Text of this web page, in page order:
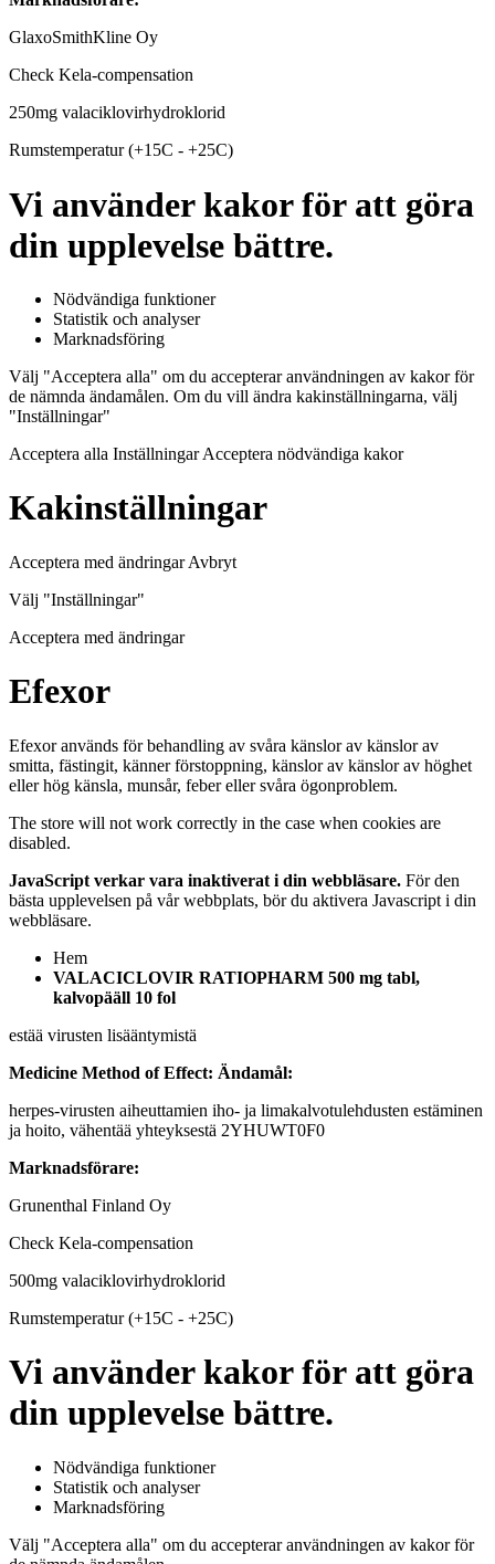
GlaxoSmithKline Oy
Check Kela-compensation
250mg valaciklovirhydroklorid
Rumstemperatur (+15C - +25C)
Vi använder kakor för att göra
din upplevelse bättre.
Nödvändiga funktioner
Statistik och analyser
Marknadsföring
Välj "Acceptera alla" om du accepterar användningen av kakor för
de nämnda ändamålen. Om du vill ändra kakinställningarna, välj
"Inställningar"
Acceptera alla Inställningar Acceptera nödvändiga kakor
Kakinställningar
Acceptera med ändringar Avbryt
Välj "Inställningar"
Acceptera med ändringar
Efexor
Efexor används för behandling av svåra känslor av känslor av
smitta, fästingit, känner förstoppning, känslor av känslor av höghet
eller hög känsla, munsår, feber eller svåra ögonproblem.
The store will not work correctly in the case when cookies are
disabled.
JavaScript verkar vara inaktiverat i din webbläsare. För den
bästa upplevelsen på vår webbplats, bör du aktivera Javascript i din
webbläsare.
Hem
VALACICLOVIR RATIOPHARM 500 mg tabl,
kalvopääll 10 fol
estää virusten lisääntymistä
Medicine Method of Effect: Ändamål:
herpes-virusten aiheuttamien iho- ja limakalvotulehdusten estäminen
ja hoito, vähentää yhteyksestä 2YHUWT0F0
Marknadsförare:
Grunenthal Finland Oy
Check Kela-compensation
500mg valaciklovirhydroklorid
Rumstemperatur (+15C - +25C)
Vi använder kakor för att göra
din upplevelse bättre.
Nödvändiga funktioner
Statistik och analyser
Marknadsföring
Välj "Acceptera alla" om du accepterar användningen av kakor för